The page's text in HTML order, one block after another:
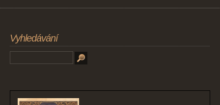
Vyhledávání